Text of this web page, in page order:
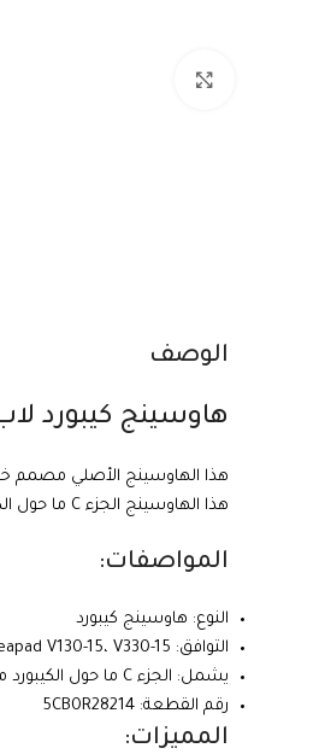
الوصف
هاوسينج كيبورد
هذا الهاوسينج الأصلي مصمم
هذا الهاوسينج الجزء C ما حول الكيبورد، ويأتي مع بالم ريست (Palmrest). رقم القطعة:
المواصفات:
النوع: هاوسينج كيبورد
التوافق: Lenovo Ideapad V130-15، V330-15
يشمل: الجزء C ما حول الكيبورد مع بالم ريست (Palmrest)
رقم القطعة: 5CB0R28214
المميزات: